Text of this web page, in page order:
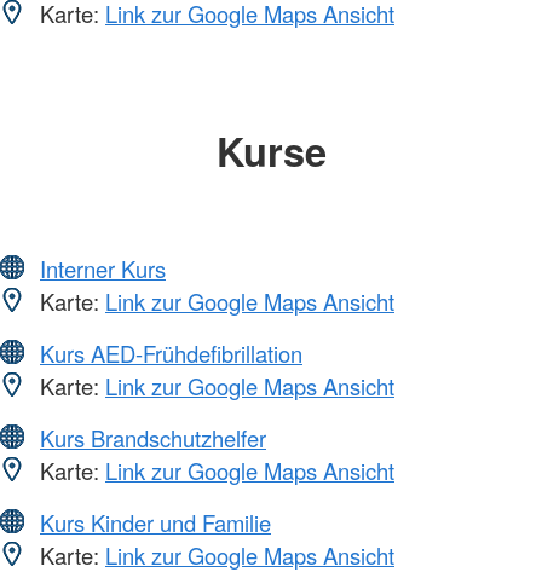
Karte: Link zur Google Maps Ansicht
Kurse
Interner Kurs
Karte: Link zur Google Maps Ansicht
Kurs AED-Frühdefibrillation
Karte: Link zur Google Maps Ansicht
Kurs Brandschutzhelfer
Karte: Link zur Google Maps Ansicht
Kurs Kinder und Familie
Karte: Link zur Google Maps Ansicht